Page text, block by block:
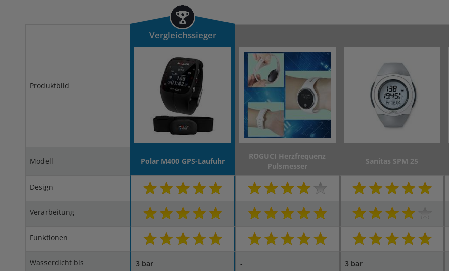
Produktbild
Vergleichssieger
Modell Polar M400 GPS-Laufuhr
ROGUCI Herzfrequenz
Pulsmesser
Sanitas SPM 25
Design
Verarbeitung
Funktionen
Wasserdicht bis 3 bar - 3 bar